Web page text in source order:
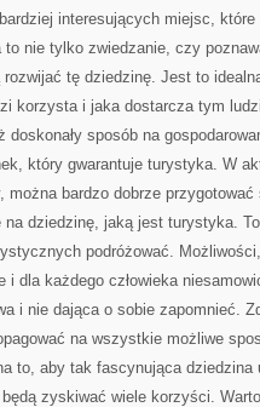
interesujących miejsc,
to nie tylko zwiedzanie, czy
rozwijać tę dziedzinę. Jest to
korzysta i jaka dostarcza tym
doskonały sposób na
który gwarantuje turystyka. W
można bardzo dobrze
na dziedzinę, jaką jest turystyka.
podróżować.
i dla każdego człowieka
i nie dająca o sobie zapomnieć.
na wszystkie możliwe
to, aby tak fascynująca
będą zyskiwać wiele korzyści.